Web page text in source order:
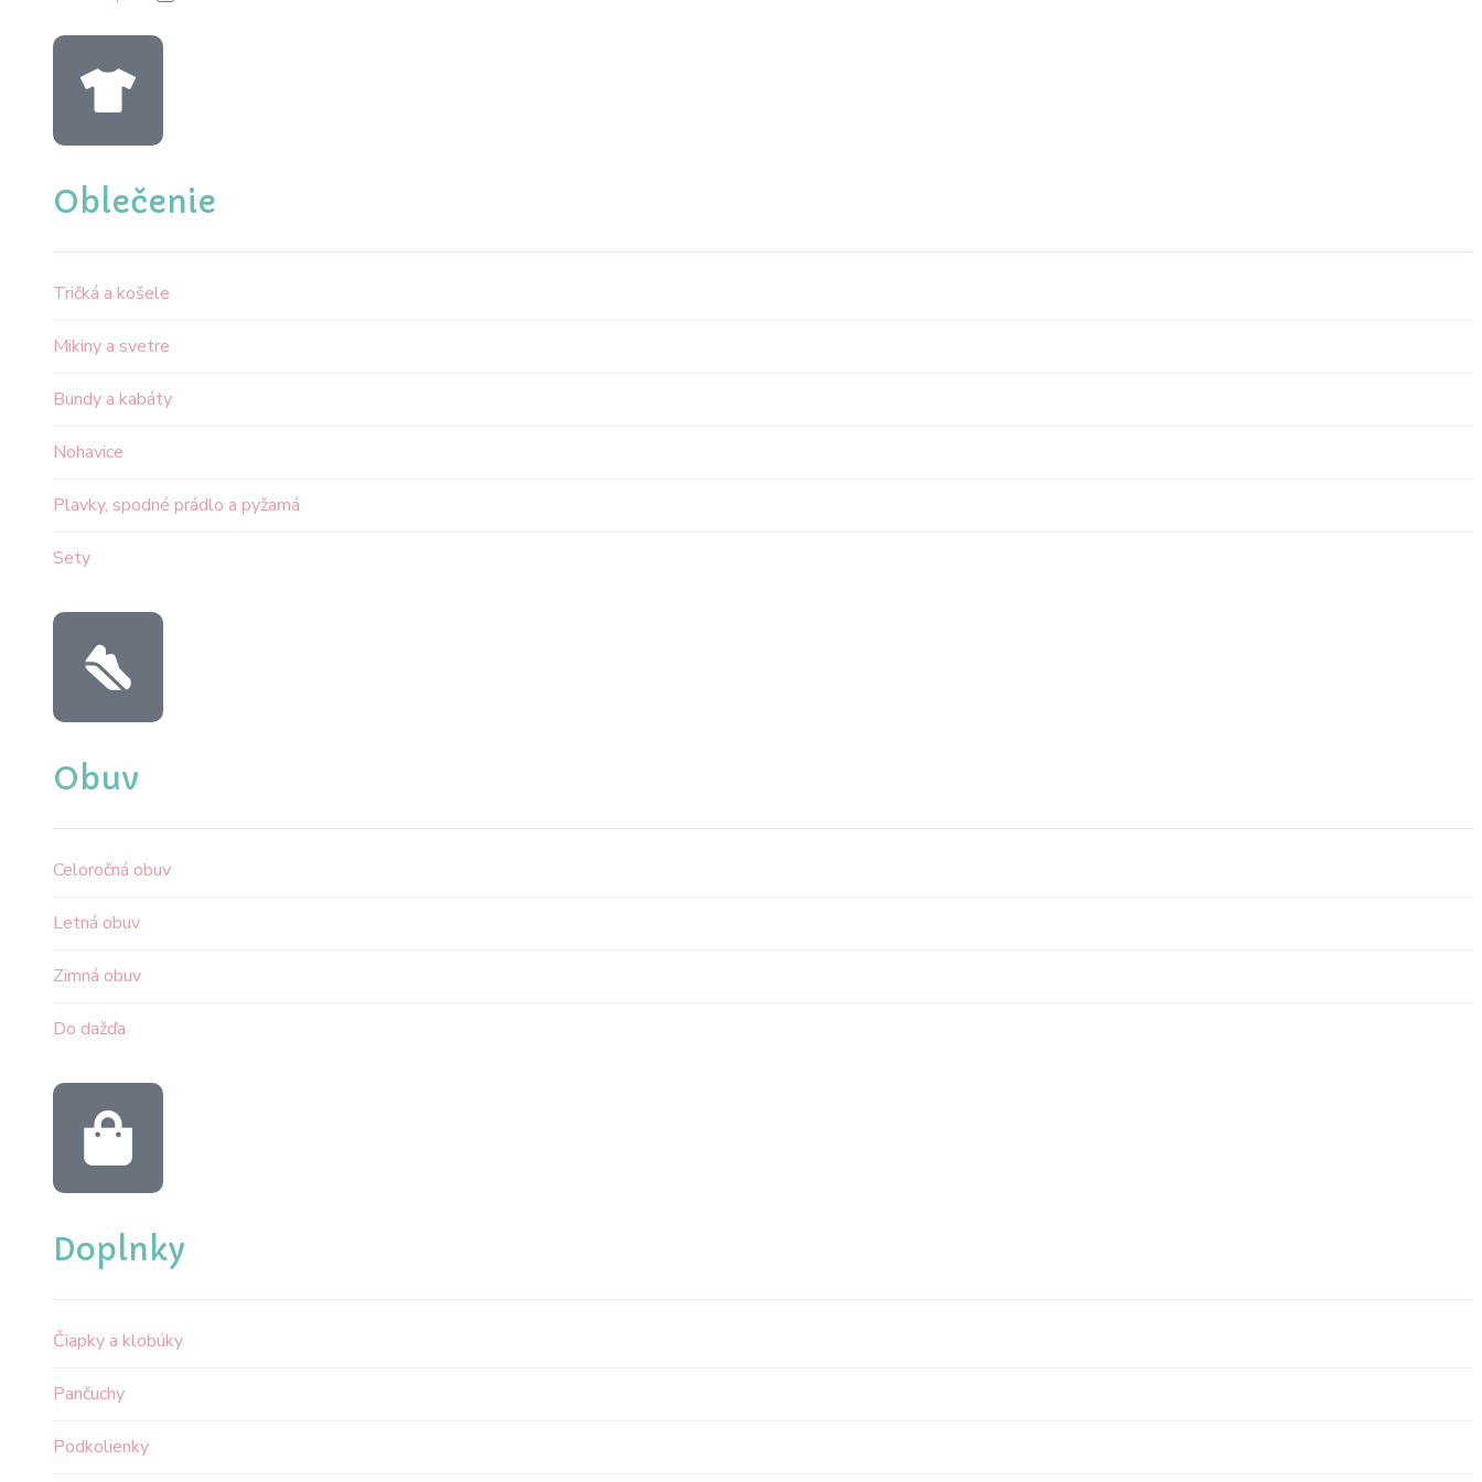
Oblečenie
Tričká a košele
Mikiny a svetre
Bundy a kabáty
Nohavice
Plavky, spodné prádlo a pyžamá
Sety
Obuv
Celoročná obuv
Letná obuv
Zimná obuv
Do dažďa
Doplnky
Čiapky a klobúky
Pančuchy
Podkolienky